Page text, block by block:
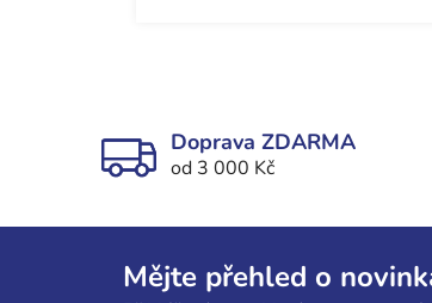
Doprava ZDARMA
od 3 000 Kč
Mějte přehled o